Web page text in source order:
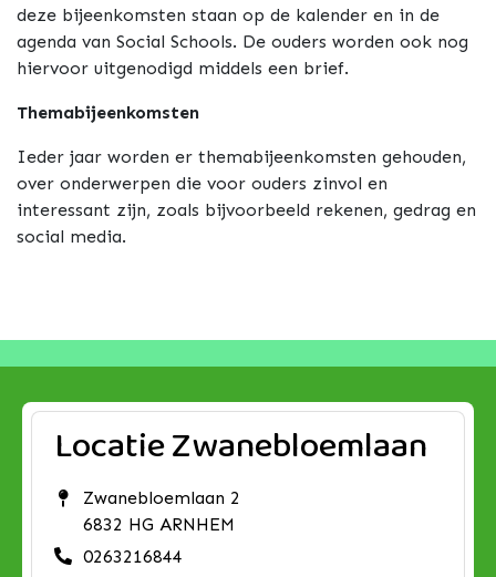
deze bijeenkomsten staan op de kalender en in de
agenda van Social Schools. De ouders worden ook nog
hiervoor uitgenodigd middels een brief.
Themabijeenkomsten
Ieder jaar worden er themabijeenkomsten gehouden,
over onderwerpen die voor ouders zinvol en
interessant zijn, zoals bijvoorbeeld rekenen, gedrag en
social media.
Locatie Zwanebloemlaan
Zwanebloemlaan 2
6832 HG ARNHEM
0263216844